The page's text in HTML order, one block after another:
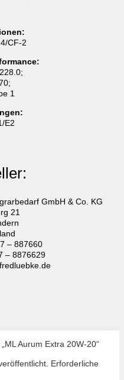
CF-2
1
E2
GmbH & Co. KG
21
– 887660
– 8876629
Aurum Extra 20W-20“
Erforderliche